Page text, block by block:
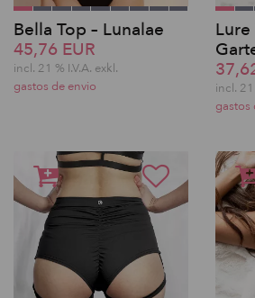
Bella Top – Lunalae
45,76 EUR
incl. 21 % I.V.A. exkl.
gastos de envio
incl. 21
gastos